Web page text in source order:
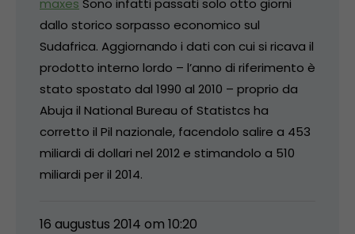
dallo storico sorpasso economico sul
Sudafrica. Aggiornando i dati con cui si ricava il
prodotto interno lordo – l’anno di riferimento è
stato spostato dal 1990 al 2010 – proprio da
Abuja il National Bureau of Statistcs ha
corretto il Pil nazionale, facendolo salire a 453
miliardi di dollari nel 2012 e stimandolo a 510
miliardi per il 2014.
16 augustus 2014 om 10:20